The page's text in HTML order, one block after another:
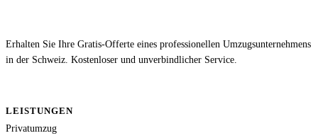
Erhalten Sie Ihre Gratis-Offerte eines professionellen Umzugsunternehmens
in der Schweiz. Kostenloser und unverbindlicher Service.
LEISTUNGEN
Privatumzug